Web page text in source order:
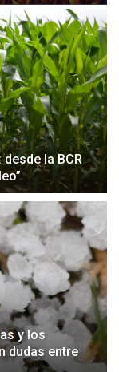
la BCR
y los
dudas entre